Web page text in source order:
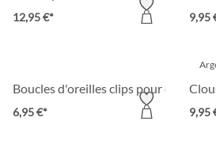
12,95 €* 9,95
Boucles d'oreilles clips pour enfant -
6,95 €* 9,95